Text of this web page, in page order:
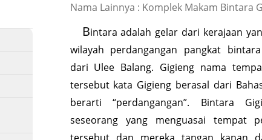
Nama Lainnya : Komplek Makam Bintara
Bintara adalah gelar dari kerajaan
wilayah perdangangan pangkat
dari Ulee Balang. Gigieng nama
tersebut kata Gigieng berasal dari
berarti “perdangangan”. Bintara
seseorang yang menguasai tempat